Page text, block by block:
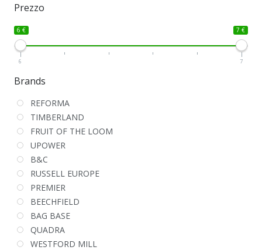
Prezzo
6 € 7 €
6 7
Brands
REFORMA
TIMBERLAND
FRUIT OF THE LOOM
UPOWER
B&C
RUSSELL EUROPE
PREMIER
BEECHFIELD
BAG BASE
QUADRA
WESTFORD MILL